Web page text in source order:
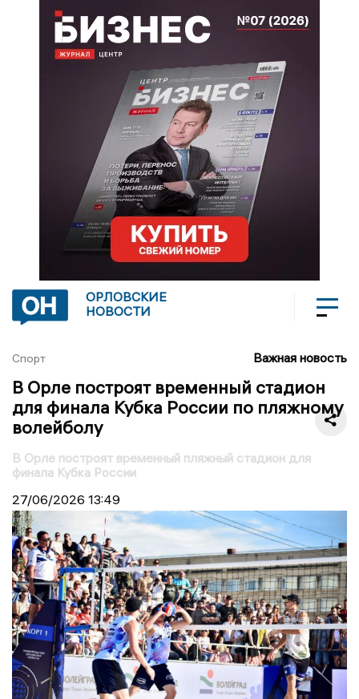
ОРЛОВСКИЕ
НОВОСТИ
Спорт Важная новость
В Орле построят временный стадион
для финала Кубка России по пляжному
волейболу
В Орле построят временный пляжный стадион для
финала Кубка России
27/06/2026 13:49